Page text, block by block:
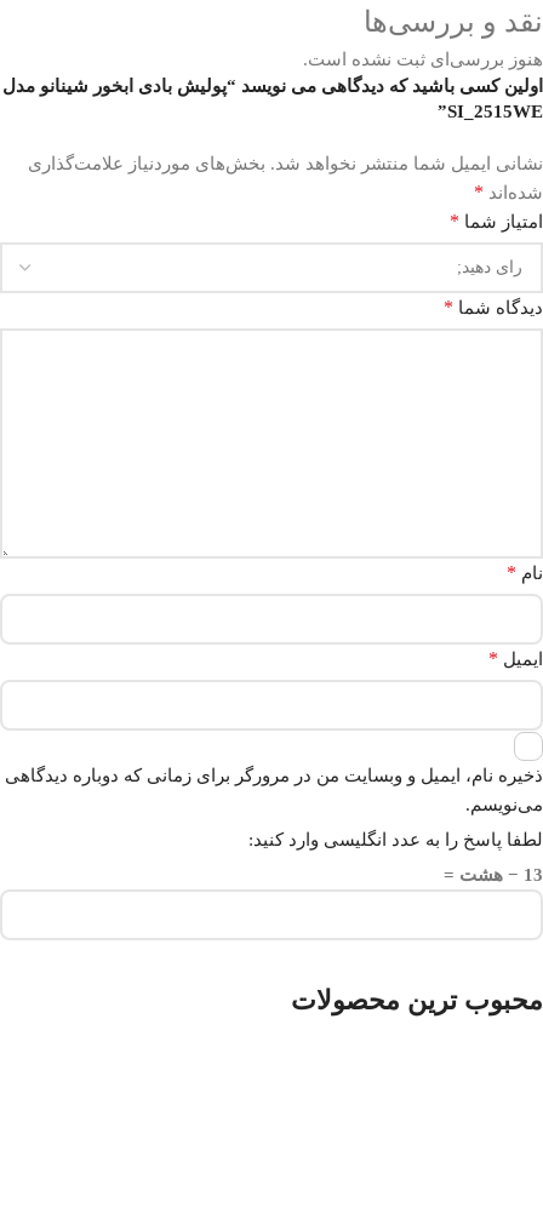
نقد و بررسی‌ها
هنوز بررسی‌ای ثبت نشده است.
اولین کسی باشید که دیدگاهی می نویسد “پولیش بادی ابخور شینانو مدل
SI_2515WE”
نشانی ایمیل شما منتشر نخواهد شد. بخش‌های موردنیاز علامت‌گذاری
شده‌اند *
امتیاز شما *
دیدگاه شما *
نام *
ایمیل *
ذخیره نام، ایمیل و وبسایت من در مرورگر برای زمانی که دوباره دیدگاهی
می‌نویسم.
لطفا پاسخ را به عدد انگلیسی وارد کنید:
13 − هشت =
محبوب ترین محصولات